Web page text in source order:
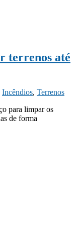
terrenos até
Incêndios, Terrenos
para limpar os
de forma